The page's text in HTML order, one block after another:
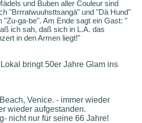
und Buben aller Couleur sind
"Brrratwuuhsttsangä" und "Dä Hund"
"Zu-ga-be". Am Ende sagt ein Gast: "
ich sah, daß sich in L.A. das
in den Armen liegt!"
bringt 50er Jahre Glam ins
Venice. - immer wieder
wieder aufgestanden.
nicht nur für seine 66 Jahre!